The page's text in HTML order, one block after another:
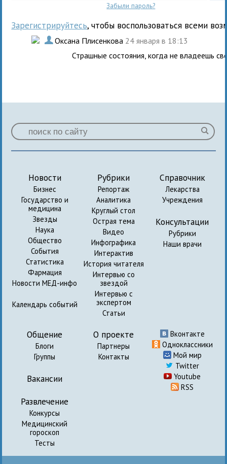
Забыли пароль?
Зарегистрируйтесь, чтобы воспользоваться всеми
. Оксана Плисенкова 24 января в 18:13
Страшные состояния, когда не владеешь
Новости
Бизнес
Государство и
медицина
Звезды
Наука
Общество
События
Статистика
Фармация
Новости МЕД-инфо
Календарь событий
Рубрики
Репортаж
Аналитика
Круглый стол
Острая тема
Видео
Инфографика
Интерактив
История читателя
Интервью со
звездой
Интервью с
экспертом
Статьи
Справочник
Лекарства
Учреждения
Консультации
Рубрики
Наши врачи
Общение
Блоги
Группы
Вакансии
Развлечение
Конкурсы
Медицинский
гороскоп
Тесты
О проекте
Партнеры
Контакты
Вконтакте
Одноклассники
Мой мир
Twitter
Youtube
RSS